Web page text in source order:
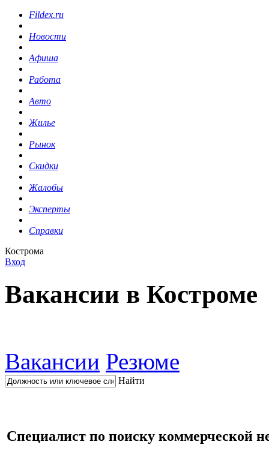
Fildex.ru
Новости
Афиша
Работа
Авто
Жилье
Рынок
Скидки
Жалобы
Эксперты
Справки
Кострома
Вход
Вакансии в Костроме
Вакансии Резюме
Найти
Специалист по поиску коммерческой